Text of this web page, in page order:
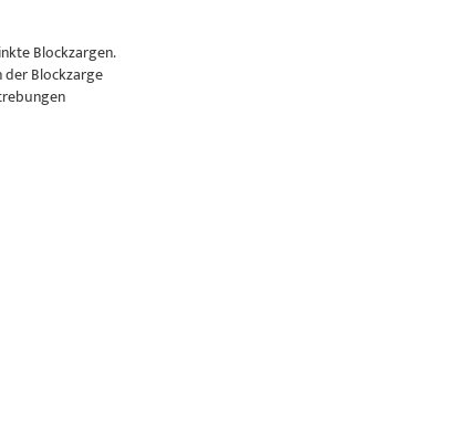
Blockzargen.
Blockzarge